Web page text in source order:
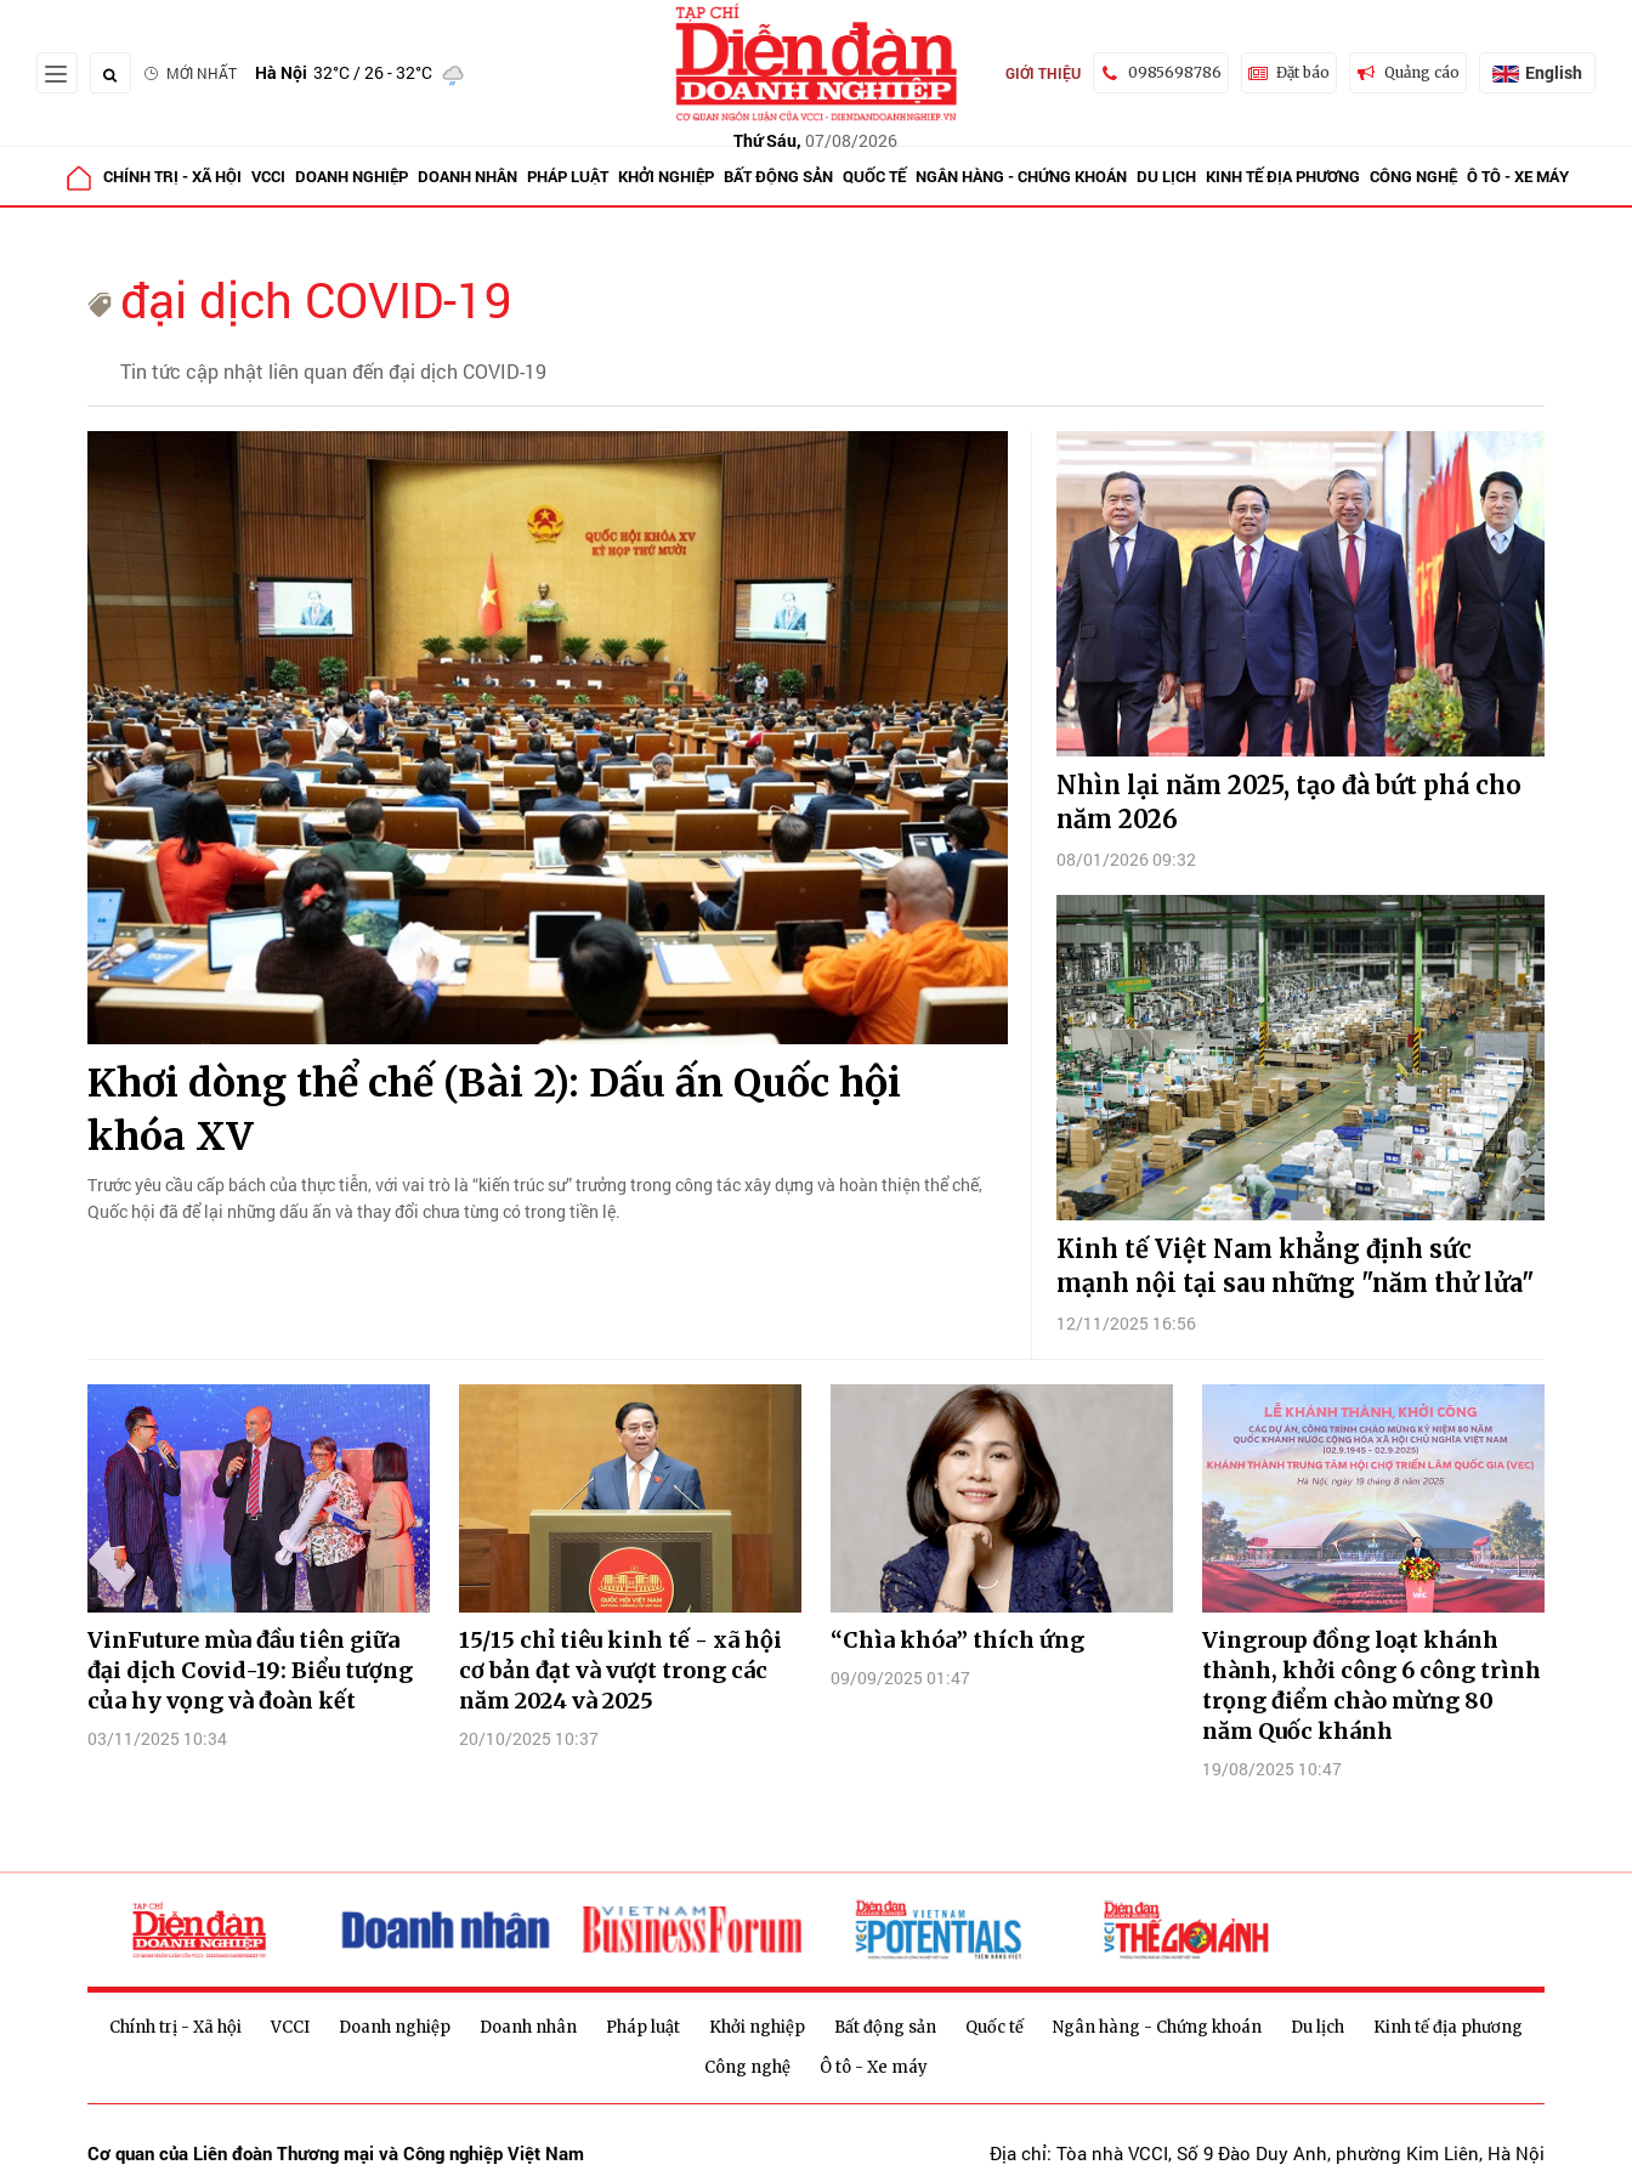
MỚI NHẤT Hà Nội 32°C/ 26 - 32°C
Thứ Sáu, 07/08/2026
GIỚI THIỆU 0985698786 Đặt báo Quảng cáo English
CHÍNH TRỊ - XÃ HỘI VCCI DOANH NGHIỆP DOANH NHÂN PHÁP LUẬT KHỞI NGHIỆP BẤT ĐỘNG SẢN QUỐC TẾ NGÂN HÀNG - CHỨNG KHOÁN DU LỊCH KINH TẾ ĐỊA PHƯƠNG CÔNG NGHỆ Ô TÔ - XE MÁY
đại dịch COVID-19
Tin tức cập nhật liên quan đến đại dịch COVID-19
Khơi dòng thể chế (Bài 2): Dấu ấn Quốc hội
khóa XV
Trước yêu cầu cấp bách của thực tiễn, với vai trò là “kiến trúc sư” trưởng trong công tác xây dựng và hoàn thiện thể chế,
Quốc hội đã để lại những dấu ấn và thay đổi chưa từng có trong tiền lệ.
Nhìn lại năm 2025, tạo đà bứt phá cho
năm 2026
08/01/2026 09:32
Kinh tế Việt Nam khẳng định sức
mạnh nội tại sau những "năm thử lửa"
12/11/2025 16:56
VinFuture mùa đầu tiên giữa
đại dịch Covid-19: Biểu tượng
của hy vọng và đoàn kết
03/11/2025 10:34
15/15 chỉ tiêu kinh tế - xã hội
cơ bản đạt và vượt trong các
năm 2024 và 2025
20/10/2025 10:37
“Chìa khóa” thích ứng
09/09/2025 01:47
Vingroup đồng loạt khánh
thành, khởi công 6 công trình
trọng điểm chào mừng 80
năm Quốc khánh
19/08/2025 10:47
Chính trị - Xã hội VCCI Doanh nghiệp Doanh nhân Pháp luật Khởi nghiệp Bất động sản Quốc tế Ngân hàng - Chứng khoán Du lịch
Kinh tế địa phương
Công nghệ
Ô tô - Xe máy
Cơ quan của Liên đoàn Thương mại và Công nghiệp Việt Nam
Địa chỉ: Tòa nhà VCCI, Số 9 Đào Duy Anh, phường Kim Liên, Hà Nội